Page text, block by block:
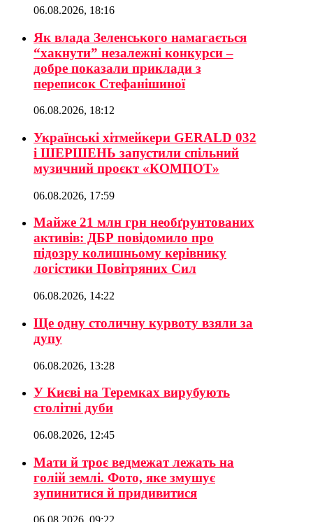
06.08.2026, 18:16
Як влада Зеленського намагається
“хакнути” незалежні конкурси –
добре показали приклади з
переписок Стефанішиної
06.08.2026, 18:12
Українські хітмейкери GERALD 032
і ШЕРШЕНЬ запустили спільний
музичний проєкт «КОМПОТ»
06.08.2026, 17:59
Майже 21 млн грн необґрунтованих
активів: ДБР повідомило про
підозру колишньому керівнику
логістики Повітряних Сил
06.08.2026, 14:22
Ще одну столичну курвоту взяли за
дупу
06.08.2026, 13:28
У Києві на Теремках вирубують
столітні дуби
06.08.2026, 12:45
Мати й троє ведмежат лежать на
голій землі. Фото, яке змушує
зупинитися й придивитися